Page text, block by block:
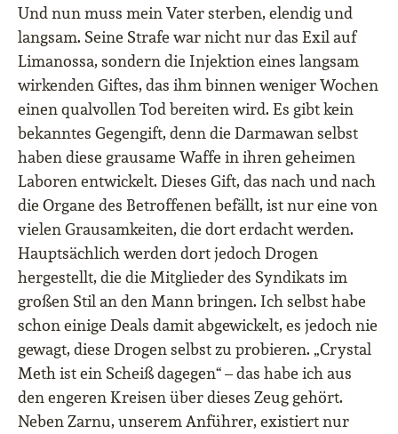
Und nun muss mein Vater sterben, elendig und
langsam. Seine Strafe war nicht nur das Exil auf
Limanossa, sondern die Injektion eines langsam
wirkenden Giftes, das ihm binnen weniger Wochen
einen qualvollen Tod bereiten wird. Es gibt kein
bekanntes Gegengift, denn die Darmawan selbst
haben diese grausame Waffe in ihren geheimen
Laboren entwickelt. Dieses Gift, das nach und nach
die Organe des Betroffenen befällt, ist nur eine von
vielen Grausamkeiten, die dort erdacht werden.
Hauptsächlich werden dort jedoch Drogen
hergestellt, die die Mitglieder des Syndikats im
großen Stil an den Mann bringen. Ich selbst habe
schon einige Deals damit abgewickelt, es jedoch nie
gewagt, diese Drogen selbst zu probieren. „Crystal
Meth ist ein Scheiß dagegen“ – das habe ich aus
den engeren Kreisen über dieses Zeug gehört.
Neben Zarnu, unserem Anführer, existiert nur